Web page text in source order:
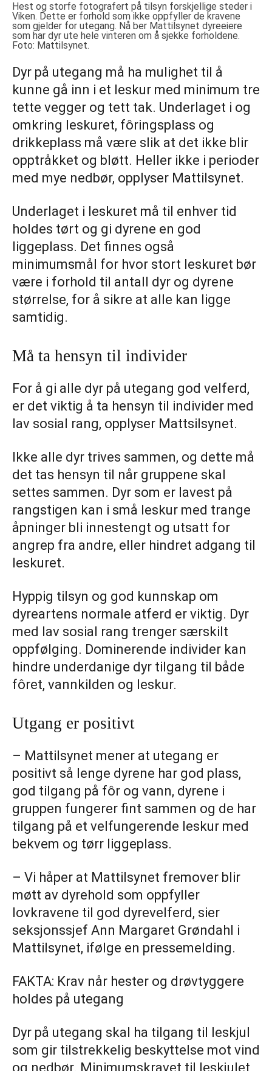
Hest og storfe fotografert på tilsyn forskjellige steder i
Viken. Dette er forhold som ikke oppfyller de kravene
som gjelder for utegang. Nå ber Mattilsynet dyreeiere
som har dyr ute hele vinteren om å sjekke forholdene.
Foto: Mattilsynet.
Dyr på utegang må ha mulighet til å
kunne gå inn i et leskur med minimum tre
tette vegger og tett tak. Underlaget i og
omkring leskuret, fôringsplass og
drikkeplass må være slik at det ikke blir
opptråkket og bløtt. Heller ikke i perioder
med mye nedbør, opplyser Mattilsynet.
Underlaget i leskuret må til enhver tid
holdes tørt og gi dyrene en god
liggeplass. Det finnes også
minimumsmål for hvor stort leskuret bør
være i forhold til antall dyr og dyrene
størrelse, for å sikre at alle kan ligge
samtidig.
Må ta hensyn til individer
For å gi alle dyr på utegang god velferd,
er det viktig å ta hensyn til individer med
lav sosial rang, opplyser Mattsilsynet.
Ikke alle dyr trives sammen, og dette må
det tas hensyn til når gruppene skal
settes sammen. Dyr som er lavest på
rangstigen kan i små leskur med trange
åpninger bli innestengt og utsatt for
angrep fra andre, eller hindret adgang til
leskuret.
Hyppig tilsyn og god kunnskap om
dyreartens normale atferd er viktig. Dyr
med lav sosial rang trenger særskilt
oppfølging. Dominerende individer kan
hindre underdanige dyr tilgang til både
fôret, vannkilden og leskur.
Utgang er positivt
– Mattilsynet mener at utegang er
positivt så lenge dyrene har god plass,
god tilgang på fôr og vann, dyrene i
gruppen fungerer fint sammen og de har
tilgang på et velfungerende leskur med
bekvem og tørr liggeplass.
– Vi håper at Mattilsynet fremover blir
møtt av dyrehold som oppfyller
lovkravene til god dyrevelferd, sier
seksjonssjef Ann Margaret Grøndahl i
Mattilsynet, ifølge en pressemelding.
FAKTA: Krav når hester og drøvtyggere
holdes på utegang
Dyr på utegang skal ha tilgang til leskjul
som gir tilstrekkelig beskyttelse mot vind
og nedbør. Minimumskravet til leskjulet